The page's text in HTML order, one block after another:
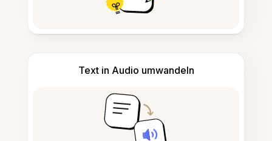
Text in Audio umwandeln